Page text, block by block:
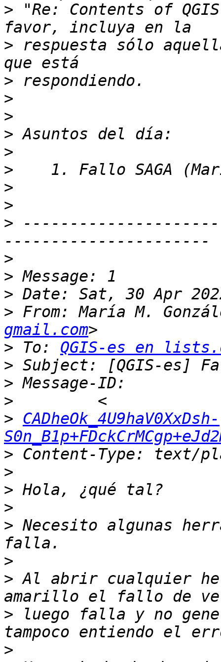
> "Re: Contents of
> respuesta sólo
>
>
>
>
>
>
>
>
>
>
>
>
> From: María M.
gmail.com
> To: QGIS-es en
>
>
>
> CADheOk_4U9haV0XxDsh-
>
>
>
>
> Necesito algunas
>
> Al abrir cualquier
> luego falla y no
>